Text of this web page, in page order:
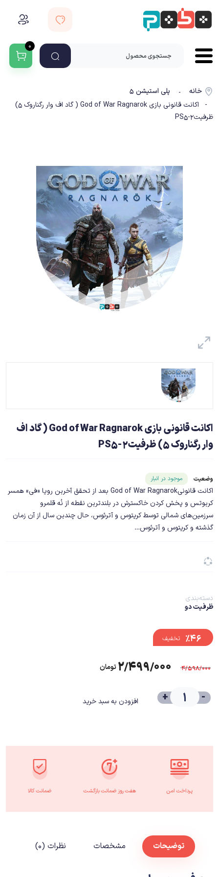
۰
خانه -
پلی استیشن ۵
- اکانت قانونی بازی God of War Ragnarok ( گاد اف وار رگناروک 5)
ظرفیت2-PS5
اکانت قانونی بازی God of War Ragnarok ( گاد اف
وار رگناروک 5) ظرفیت2-PS5
وضعیت موجود در انبارشناسه محصول ۲۰۸۲۷
اکانت قانونیGod of War Ragnarok بعد از تحقق آخرین رویا «فی» همسر
کریوتس و پخش کردن خاکسترش در بلندترین نقطه از نُه قلمرو
سرزمین‌های شمالی توسط کریتوس و آترئوس، حال چندین سال از آن زمان
گذشته و کریتوس و آترئوس…
دسته‌بندی
ظرفیت دو
%۴۶ تخفیف
۴/۵۹۸/۰۰۰ ۲/۴۹۹/۰۰۰ تومان
-
+ افزودن به سبد خرید
پرداخت امن هفت روز ضمانت بازگشت ضمانت کالا
توضیحات مشخصات نظرات (۰)